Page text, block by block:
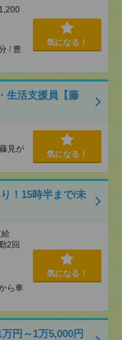
/ 豊
気になる！
生活支援員【藤
見が
気になる！
！15時半まで/未
給
2回
ら車
気になる！
円～1万5,000円